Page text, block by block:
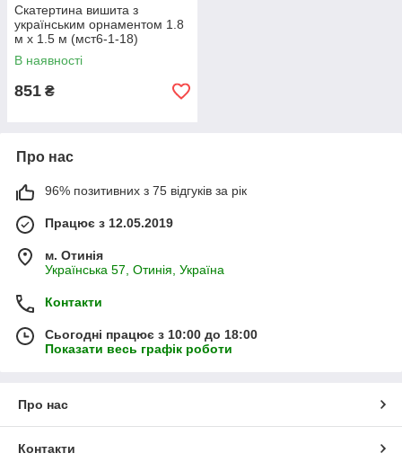
Скатертина вишита з
українським орнаментом 1.8
м х 1.5 м (мст6-1-18)
В наявності
851 ₴
Про нас
96% позитивних з 75 відгуків за рік
Працює з 12.05.2019
м. Отинія
Українська 57, Отинія, Україна
Контакти
Сьогодні працює з 10:00 до 18:00
Показати весь графік роботи
Про нас
Контакти